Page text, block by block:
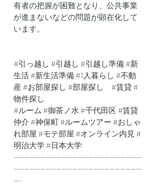
有者の把握が困難となり、公共事業
が進まないなどの問題が顕在化して
います。
#引っ越し #引越し #引越し準備 #新
生活 #新生活準備 #1人暮らし #不動
産 #お部屋探し #部屋探し #賃貸 #
物件探し
#ルーム #御茶ノ水 #千代田区 #賃貸
仲介 #神保町 #ルームツアー #おしゃ
れ部屋 #モテ部屋 #オンライン内見 #
明治大学 #日本大学
------------------------------------------------
------------------------------------------------
---